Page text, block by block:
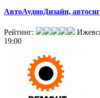
АвтоАудиоДизайн,
Рейтинг:
19:00